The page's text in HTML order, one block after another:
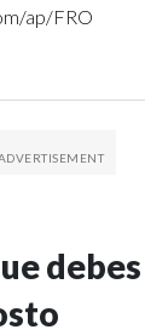
ap/FRO